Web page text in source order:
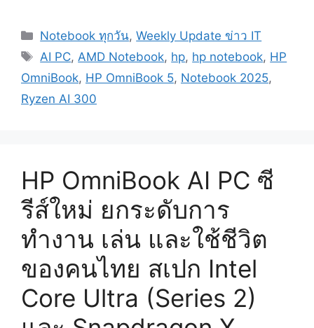
Categories
Notebook ทุกวัน,Weekly Update ข่าว IT
Tags
AI PC, AMD Notebook, hp, hp notebook, HP
OmniBook, HP OmniBook 5, Notebook 2025,
Ryzen AI 300
HP OmniBook AI PC ซี
รีส์ใหม่ ยกระดับการ
ทำงาน เล่น และใช้ชีวิต
ของคนไทย สเปก Intel
Core Ultra (Series 2)